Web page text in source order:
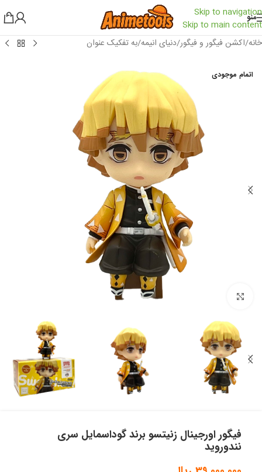
Skip to navigation
Skip to main content
منو
خانه/اکشن فیگور و فیگور/دنیای انیمه/به تفکیک عنوان
اتمام موجودی
فیگور اورجینال زنیتسو برند گوداسمایل سری
نندوروید